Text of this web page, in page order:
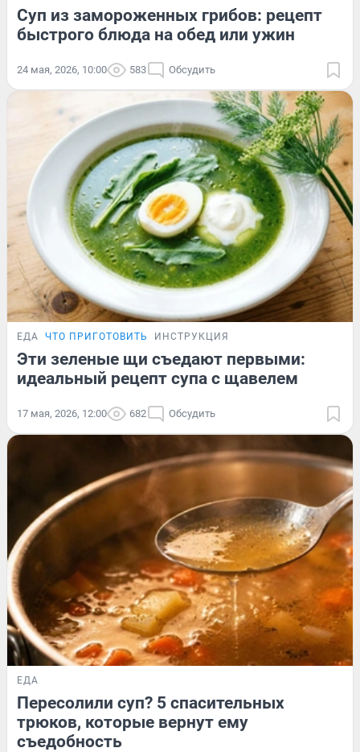
Суп из замороженных грибов: рецепт
быстрого блюда на обед или ужин
24 мая, 2026, 10:00 583 Обсудить
ЕДА ЧТО ПРИГОТОВИТЬ ИНСТРУКЦИЯ
Эти зеленые щи съедают первыми:
идеальный рецепт супа с щавелем
17 мая, 2026, 12:00 682 Обсудить
ЕДА
Пересолили суп? 5 спасительных
трюков, которые вернут ему
съедобность